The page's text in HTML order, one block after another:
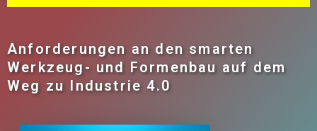
Anforderungen an den smarten
Werkzeug- und Formenbau auf dem
Weg zu Industrie 4.0